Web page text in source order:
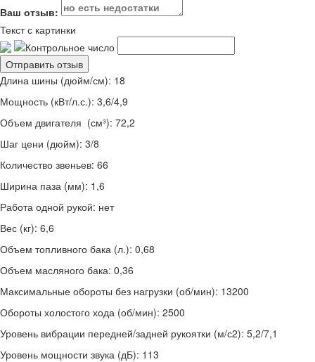
Ваш отзыв:
Текст с картинки
Длина шины (дюйм/см): 18
Мощность (кВт/л.с.): 3,6/4,9
Объем двигателя (см³): 72,2
Шаг цени (дюйм): 3/8
Количество звеньев: 66
Ширина паза (мм): 1,6
Работа одной рукой: нет
Вес (кг): 6,6
Объем топливного бака (л.): 0,68
Объем масляного бака: 0,36
Максимальные обороты без нагрузки (об/мин): 13200
Обороты холостого хода (об/мин): 2500
Уровень вибрации передней/задней рукоятки (м/с2): 5,2/7,1
Уровень мощности звука (дБ): 113